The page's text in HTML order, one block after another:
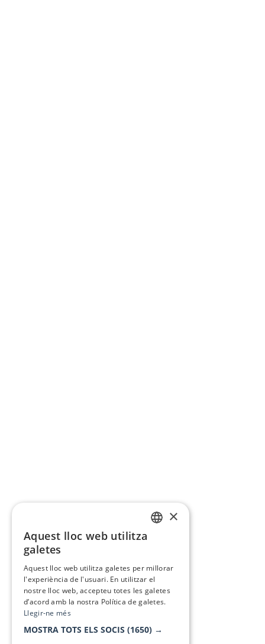
×
Aquest lloc web utilitza
galetes
Aquest lloc web utilitza galetes per millorar
l'experiència de l'usuari. En utilitzar el
nostre lloc web, accepteu totes les galetes
d’acord amb la nostra Política de galetes.
Llegir-ne més
MOSTRA TOTS ELS SOCIS (1650) →